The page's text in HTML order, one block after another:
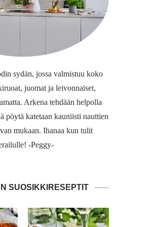
sydän, jossa valmistuu koko
juomat ja leivonnaiset,
Arkena tehdään helpolla
pöytä katetaan kauniisti nauttien
mukaan. Ihanaa kun tulit
-Peggy-
SUOSIKKIRESEPTIT